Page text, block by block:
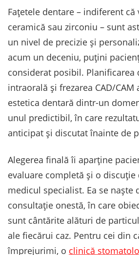
Fațetele dentare – indiferent
ceramică sau zirconiu – sunt
un nivel de precizie și
acum un deceniu, puțini
considerat posibil. Planificarea
intraorală și frezarea CAD/
estetica dentară dintr-un
unul predictibil, în care
anticipat și discutat înainte de
Alegerea finală îi aparține
evaluare completă și o discuție
medicul specialist. Ea se naște
consultație onestă, în care
sunt cântărite alături de
ale fiecărui caz. Pentru cei din
împrejurimi, o clinică